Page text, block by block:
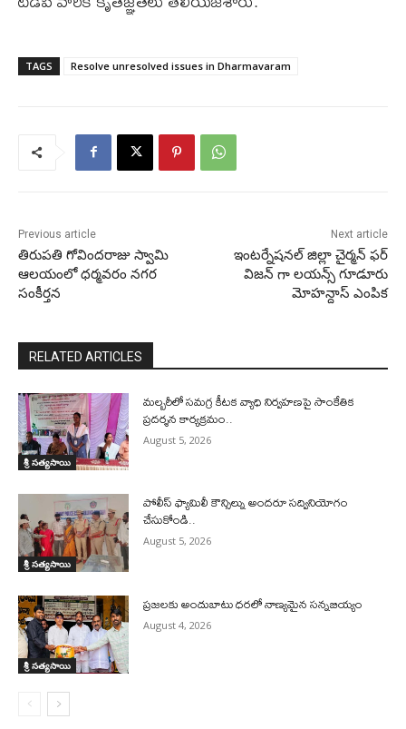
TAGS Resolve unresolved issues in Dharmavaram
Previous article
తిరుపతి గోవిందరాజు స్వామి
ఆలయంలో ధర్మవరం నగర
సంకీర్తన
Next article
ఇంటర్నేషనల్ జిల్లా చైర్మన్ ఫర్
విజన్ గా లయన్స్ గూడూరు
మోహన్దాస్ ఎంపిక
RELATED ARTICLES
శ్రీ సత్యసాయి
మల్బరీలో సమగ్ర కీటక వ్యాధి నిర్వహణపై సాంకేతిక
ప్రదర్శన కార్యక్రమం..
August 5, 2026
శ్రీ సత్యసాయి
పోలీస్ ఫ్యామిలీ కౌన్సిల్ను అందరూ సద్వినియోగం
చేసుకోండి..
August 5, 2026
శ్రీ సత్యసాయి
ప్రజలకు అందుబాటు ధరలో నాణ్యమైన సన్నబియ్యం
August 4, 2026